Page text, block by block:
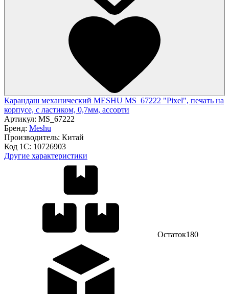
Карандаш механический MESHU MS_67222 "Pixel", печать на
корпусе, с ластиком, 0,7мм, ассорти
Артикул: MS_67222
Бренд: Meshu
Производитель: Китай
Код 1С: 10726903
Другие характеристики
Остаток180